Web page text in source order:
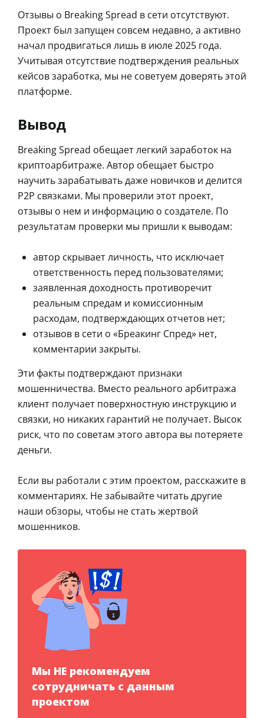
Отзывы о Breaking Spread в сети отсутствуют.
Проект был запущен совсем недавно, а активно
начал продвигаться лишь в июле 2025 года.
Учитывая отсутствие подтверждения реальных
кейсов заработка, мы не советуем доверять этой
платформе.
Вывод
Breaking Spread обещает легкий заработок на
криптоарбитраже. Автор обещает быстро
научить зарабатывать даже новичков и делится
Р2Р связками. Мы проверили этот проект,
отзывы о нем и информацию о создателе. По
результатам проверки мы пришли к выводам:
автор скрывает личность, что исключает
ответственность перед пользователями;
заявленная доходность противоречит
реальным спредам и комиссионным
расходам, подтверждающих отчетов нет;
отзывов в сети о «Бреакинг Спред» нет,
комментарии закрыты.
Эти факты подтверждают признаки
мошенничества. Вместо реального арбитража
клиент получает поверхностную инструкцию и
связки, но никаких гарантий не получает. Высок
риск, что по советам этого автора вы потеряете
деньги.
Если вы работали с этим проектом, расскажите в
комментариях. Не забывайте читать другие
наши обзоры, чтобы не стать жертвой
мошенников.
Мы НЕ рекомендуем
сотрудничать с данным
проектом